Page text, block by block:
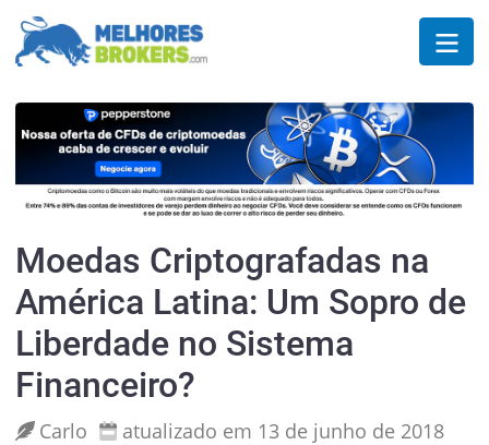
Moedas Criptografadas na
América Latina: Um Sopro de
Liberdade no Sistema
Financeiro?
Carlo
atualizado em 13 de junho de 2018